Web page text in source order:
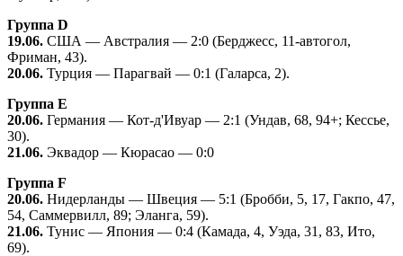
Группа D
19.06. США — Австралия — 2:0 (Берджесс, 11-автогол,
Фриман, 43).
20.06. Турция — Парагвай — 0:1 (Галарса, 2).
Группа Е
20.06. Германия — Кот-д'Ивуар — 2:1 (Ундав, 68, 94+; Кессье,
30).
21.06. Эквадор — Кюрасао — 0:0
Группа F
20.06. Нидерланды — Швеция — 5:1 (Бробби, 5, 17, Гакпо, 47,
54, Саммервилл, 89; Эланга, 59).
21.06. Тунис — Япония — 0:4 (Камада, 4, Уэда, 31, 83, Ито,
69).